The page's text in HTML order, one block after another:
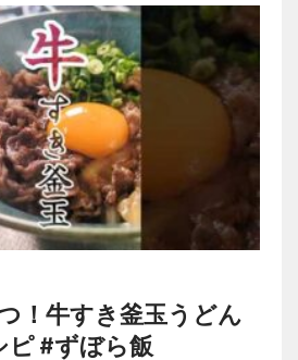
！牛すき釜玉うどん
#ずぼら飯